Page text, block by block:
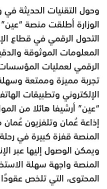
وحول التقنيات الحديثة في
الوزارة أطلقت منصة
التحول الرقمي في قطاع
المعلومات الموثوقة
الرقمي لعمليات
تجربة مميزة وممتعة
الإلكتروني وتطبيقات
“عين” أرشيفا هائلا من
إذاعة عُمان وتلفزيون
المنصة قفزة كبيرة في رحلة
ويمكن الوصول إليها عبر
المنصة واجهة سهلة
المحتوى، التي تلخص